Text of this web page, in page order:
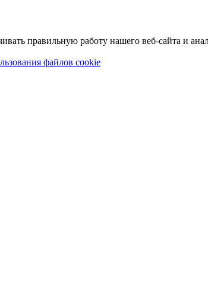
правильную работу нашего веб-сайта и
файлов cookie